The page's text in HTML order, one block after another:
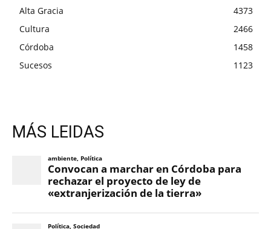
Alta Gracia
4373
Cultura
2466
Córdoba
1458
Sucesos
1123
MÁS LEIDAS